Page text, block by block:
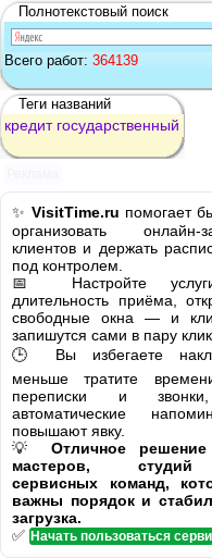
Полнотекстовый поиск
Всего работ: 364139
Теги названий
кредит государственный
✨ VisitTime.ru помогает
организовать онлайн-
клиентов и держать
под контролем.
📅 Настройте
длительность приёма,
свободные окна — и
запишутся сами в пару
🕒 Вы избегаете
меньше тратите
переписки и
автоматические
повышают явку.
💡 Отличное
мастеров,
сервисных команд,
важны порядок и
загрузка.
✅ Начать пользоваться